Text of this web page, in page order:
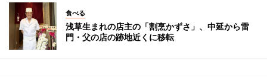
食べる
浅草生まれの店主の「割烹かずさ」、中延から雷
門・父の店の跡地近くに移転